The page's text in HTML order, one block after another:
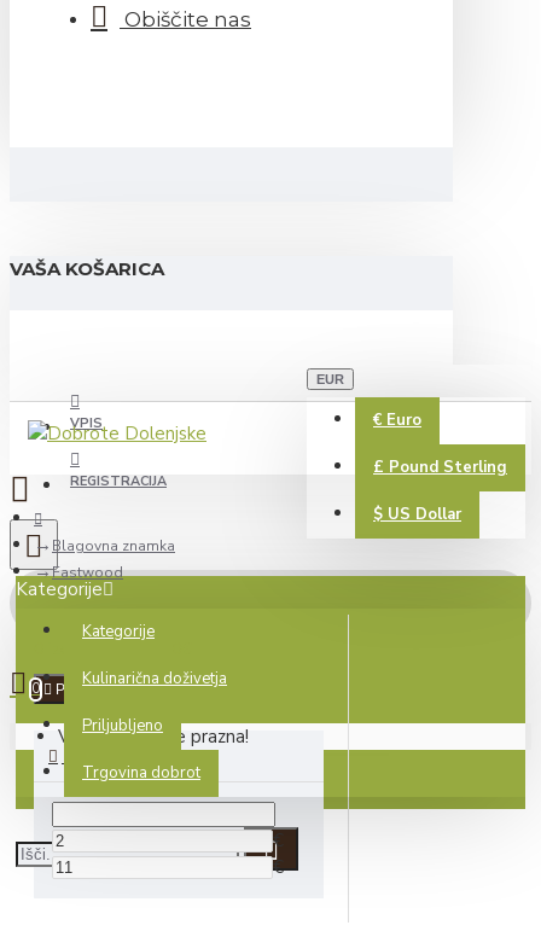
Obiščite nas
VAŠA KOŠARICA
VPIS
REGISTRACIJA
EUR
€ Euro
£ Pound Sterling
$ US Dollar
Kategorije
Kategorije
Kulinarična doživetja
Priljubljeno
Trgovina dobrot
0
Vaša košarica je prazna!
Blagovna znamka
Fastwood
Počisti
€
€